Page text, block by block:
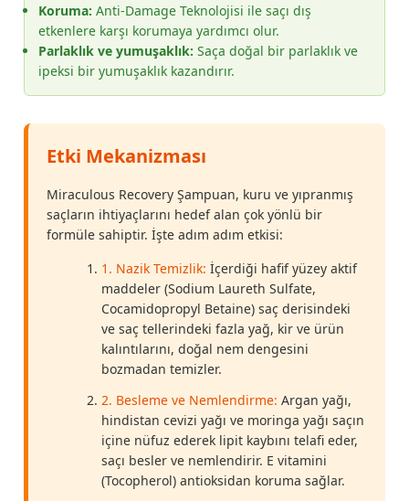
Koruma: Anti-Damage Teknolojisi ile saçı dış
etkenlere karşı korumaya yardımcı olur.
Parlaklık ve yumuşaklık: Saça doğal bir parlaklık ve
ipeksi bir yumuşaklık kazandırır.
Etki Mekanizması
Miraculous Recovery Şampuan, kuru ve yıpranmış
saçların ihtiyaçlarını hedef alan çok yönlü bir
formüle sahiptir. İşte adım adım etkisi:
1. Nazik Temizlik: İçerdiği hafif yüzey aktif
maddeler (Sodium Laureth Sulfate,
Cocamidopropyl Betaine) saç derisindeki
ve saç tellerindeki fazla yağ, kir ve ürün
kalıntılarını, doğal nem dengesini
bozmadan temizler.
2. Besleme ve Nemlendirme: Argan yağı,
hindistan cevizi yağı ve moringa yağı saçın
içine nüfuz ederek lipit kaybını telafi eder,
saçı besler ve nemlendirir. E vitamini
(Tocopherol) antioksidan koruma sağlar.